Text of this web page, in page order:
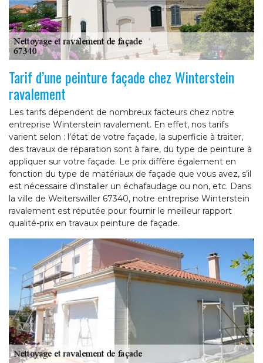
Tarif d’une peinture façade chez Winterstein
ravalement
Les tarifs dépendent de nombreux facteurs chez notre
entreprise Winterstein ravalement. En effet, nos tarifs
varient selon : l’état de votre façade, la superficie à traiter,
des travaux de réparation sont à faire, du type de peinture à
appliquer sur votre façade. Le prix diffère également en
fonction du type de matériaux de façade que vous avez, s’il
est nécessaire d’installer un échafaudage ou non, etc. Dans
la ville de Weiterswiller 67340, notre entreprise Winterstein
ravalement est réputée pour fournir le meilleur rapport
qualité-prix en travaux peinture de façade.